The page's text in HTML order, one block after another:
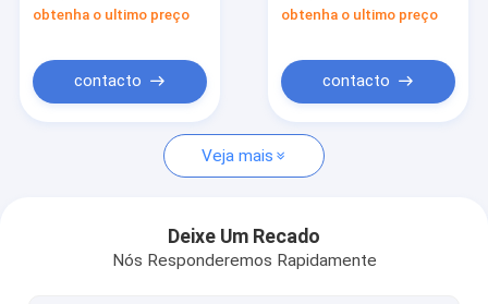
Solicite um orçamento
Ferramentas de toldo retrátil
Áreos de janelas retráteis
Telhado Brackets
obtenha o ultimo preço
contacto
obtenha o ultimo preço
contacto
Veja mais
Deixe Um Recado
Nós Responderemos Rapidamente